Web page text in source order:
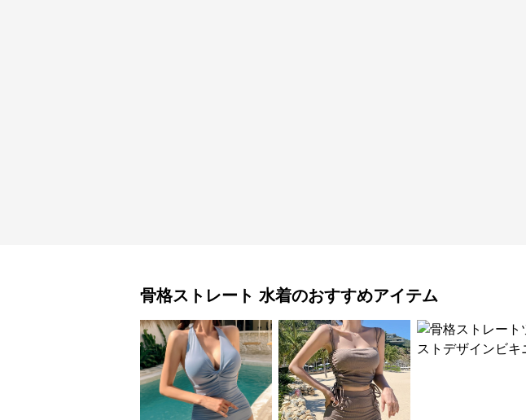
骨格ストレート 水着のおすすめアイテム